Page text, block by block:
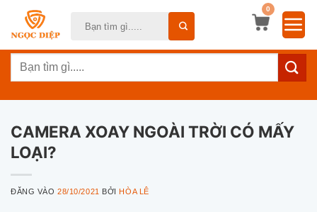
dung
0
Tìm
CAMERA XOAY NGOÀI TRỜI CÓ MẤY
LOẠI?
ĐĂNG VÀO28/10/2021 BỞIHÒA LÊ